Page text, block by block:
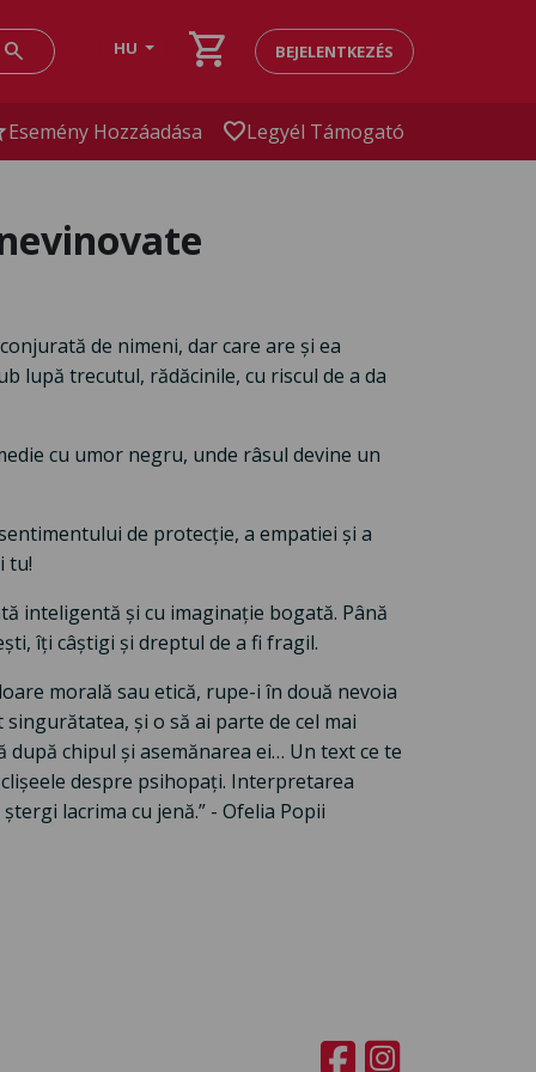
search HU shopping_cart BEJELENTKEZÉS
Esemény Hozzáadása favoriteLegyél Támogató
de nimeni, dar care are și ea
lupă trecutul, rădăcinile, cu riscul de a da
cu umor negru, unde râsul devine un
de protecție, a empatiei și a
tu!
inteligentă și cu imaginație bogată. Până
îți câștigi și dreptul de a fi fragil.
morală sau etică, rupe-i în două nevoia
și o să ai parte de cel mai
chipul și asemănarea ei… Un text ce te
despre psihopați. Interpretarea
lacrima cu jenă.” - Ofelia Popii